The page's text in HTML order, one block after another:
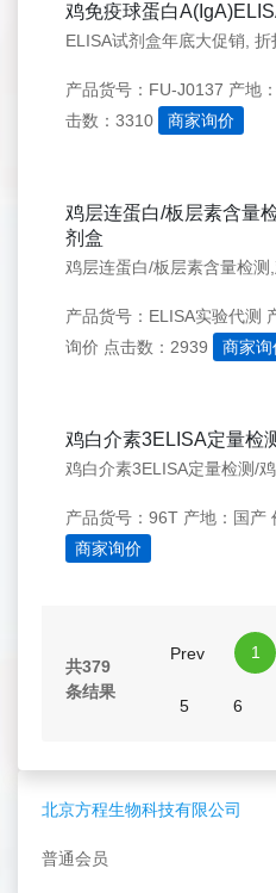
北京方程生物科技有限公司
普通会员
鸡免疫球蛋白
产品货号：FU-J0137 产地
击数：3310
商家询价
鸡层连蛋白/板层素含量
剂盒
产品货号：ELISA实验代测
询价 点击数：2939 商家询
鸡白介素3ELISA定量检
产品货号：96T 产地：国产
商家询价
共379
条结果
Prev 1
5 6